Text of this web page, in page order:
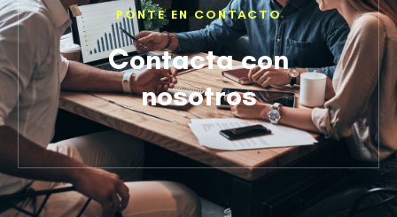
PONTE EN CONTACTO
Contacta con
nosotros